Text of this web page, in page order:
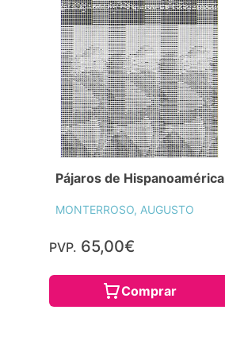
Pájaros de Hispanoamérica
MONTERROSO, AUGUSTO
PVP. 65,00€
Comprar